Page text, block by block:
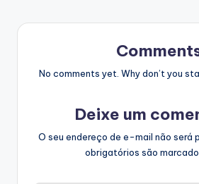
No comments yet. Why don’t you
Deixe um
O seu endereço de e-mail não será
obrigatórios são